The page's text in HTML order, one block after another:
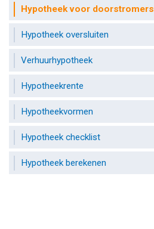
Hypotheek voor doorstromers
Hypotheek oversluiten
Verhuurhypotheek
Hypotheekrente
Hypotheekvormen
Hypotheek checklist
Hypotheek berekenen